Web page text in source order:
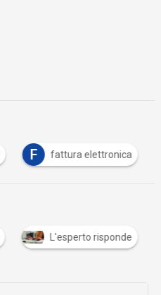
F fattura elettronica
L'esperto risponde